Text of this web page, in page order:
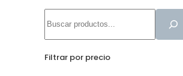
Filtrar por precio